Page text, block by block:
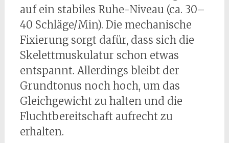
auf ein stabiles Ruhe-Niveau (ca. 30–
40 Schläge/Min). Die mechanische
Fixierung sorgt dafür, dass sich die
Skelettmuskulatur schon etwas
entspannt. Allerdings bleibt der
Grundtonus noch hoch, um das
Gleichgewicht zu halten und die
Fluchtbereitschaft aufrecht zu
erhalten.